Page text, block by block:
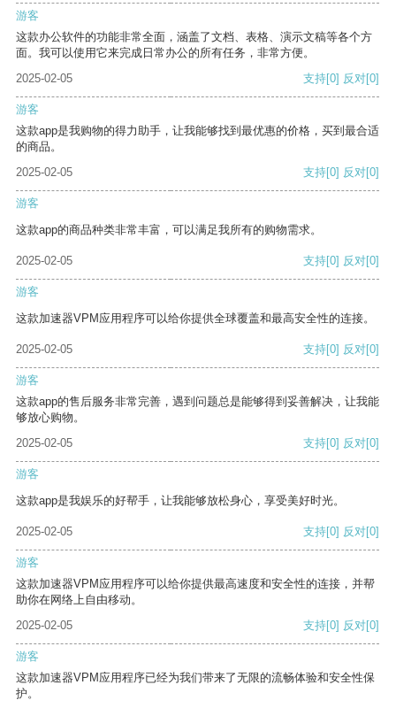
游客
这款办公软件的功能非常全面，涵盖了文档、表格、演示文稿等各个方
面。我可以使用它来完成日常办公的所有任务，非常方便。
2025-02-05
支持[0] 反对[0]
游客
这款app是我购物的得力助手，让我能够找到最优惠的价格，买到最合适
的商品。
2025-02-05
支持[0] 反对[0]
游客
这款app的商品种类非常丰富，可以满足我所有的购物需求。
2025-02-05 支持[0] 反对[0]
游客
这款加速器VPM应用程序可以给你提供全球覆盖和最高安全性的连接。
2025-02-05 支持[0] 反对[0]
游客
这款app的售后服务非常完善，遇到问题总是能够得到妥善解决，让我能
够放心购物。
2025-02-05
支持[0] 反对[0]
游客
这款app是我娱乐的好帮手，让我能够放松身心，享受美好时光。
2025-02-05 支持[0] 反对[0]
游客
这款加速器VPM应用程序可以给你提供最高速度和安全性的连接，并帮
助你在网络上自由移动。
2025-02-05
支持[0] 反对[0]
游客
这款加速器VPM应用程序已经为我们带来了无限的流畅体验和安全性保
护。